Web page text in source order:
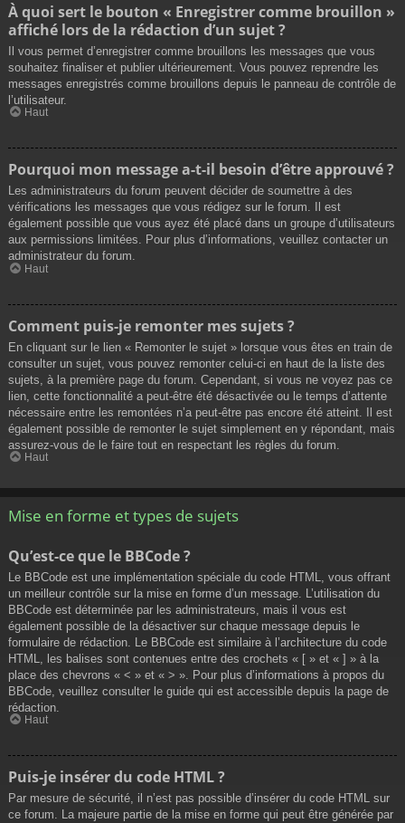
À quoi sert le bouton « Enregistrer comme brouillon »
affiché lors de la rédaction d’un sujet ?
Il vous permet d’enregistrer comme brouillons les messages que vous
souhaitez finaliser et publier ultérieurement. Vous pouvez reprendre les
messages enregistrés comme brouillons depuis le panneau de contrôle de
l’utilisateur.
Haut
Pourquoi mon message a-t-il besoin d’être approuvé ?
Les administrateurs du forum peuvent décider de soumettre à des
vérifications les messages que vous rédigez sur le forum. Il est
également possible que vous ayez été placé dans un groupe d’utilisateurs
aux permissions limitées. Pour plus d’informations, veuillez contacter un
administrateur du forum.
Haut
Comment puis-je remonter mes sujets ?
En cliquant sur le lien « Remonter le sujet » lorsque vous êtes en train de
consulter un sujet, vous pouvez remonter celui-ci en haut de la liste des
sujets, à la première page du forum. Cependant, si vous ne voyez pas ce
lien, cette fonctionnalité a peut-être été désactivée ou le temps d’attente
nécessaire entre les remontées n’a peut-être pas encore été atteint. Il est
également possible de remonter le sujet simplement en y répondant, mais
assurez-vous de le faire tout en respectant les règles du forum.
Haut
Mise en forme et types de sujets
Qu’est-ce que le BBCode ?
Le BBCode est une implémentation spéciale du code HTML, vous offrant
un meilleur contrôle sur la mise en forme d’un message. L’utilisation du
BBCode est déterminée par les administrateurs, mais il vous est
également possible de la désactiver sur chaque message depuis le
formulaire de rédaction. Le BBCode est similaire à l’architecture du code
HTML, les balises sont contenues entre des crochets « [ » et « ] » à la
place des chevrons « < » et « > ». Pour plus d’informations à propos du
BBCode, veuillez consulter le guide qui est accessible depuis la page de
rédaction.
Haut
Puis-je insérer du code HTML ?
Par mesure de sécurité, il n’est pas possible d’insérer du code HTML sur
ce forum. La majeure partie de la mise en forme qui peut être générée par